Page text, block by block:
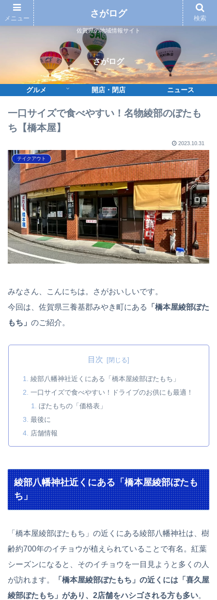
佐賀県の地域情報サイト
さがログ
グルメ 開店・閉店 ニュース
一口サイズで食べやすい！名物綾部のぼたも
ち【橋本屋】
2023.10.31
テイクアウト
みなさん、こんにちは。さがおいしいです。
今回は、佐賀県三養基郡みやき町にある
「橋本屋綾部ぼた
もち」 のご紹介。
目次
綾部八幡神社近くにある「橋本屋綾部ぼたもち」
一口サイズで食べやすい！ドライブのお供にも最適！
ぼたもちの「価格表」
最後に
店舗情報
綾部八幡神社近くにある「橋本屋綾部ぼたも
ち」
「橋本屋綾部ぼたもち」の近くにある綾部八幡神社は、樹
齢約700年のイチョウが植えられていることで有名。紅葉
シーズンになると、そのイチョウを一目見ようと多くの人
が訪れます。
「橋本屋綾部ぼたもち」の近くには「喜久屋
綾部ぼたもち」があり、2店舗をハシゴされる方も多い。
メニュー さがログ 検索